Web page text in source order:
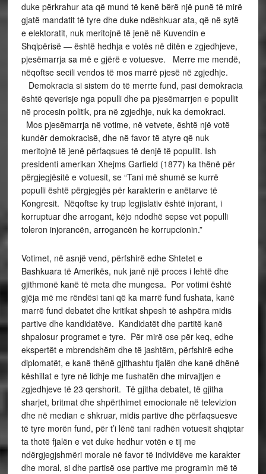
duke përkrahur ata që mund të kenë bërë një punë të mirë
gjatë mandatit të tyre dhe duke ndëshkuar ata, që në sytë
e elektoratit, nuk meritojnë të jenë në Kuvendin e
Shqipërisë — është hedhja e votës në ditën e zgjedhjeve,
pjesëmarrja sa më e gjërë e votuesve. Merre me mendë,
nëqoftse secili vendos të mos marrë pjesë në zgjedhje.
Demokracia si sistem do të merrte fund, pasi demokracia
është qeverisje nga populli dhe pa pjesëmarrjen e popullit
në procesin politik, pra në zgjedhje, nuk ka demokraci.
Mos pjesëmarrja në votime, në vetvete, është një votë
kundër demokracisë, dhe në favor të atyre që nuk
meritojnë të jenë përfaqsues të denjë të popullit. Ish
presidenti amerikan Xhejms Garfield (1877) ka thënë për
përgjegjësitë e votuesit, se “Tani më shumë se kurrë
populli është përgjegjës për karakterin e anëtarve të
Kongresit. Nëqoftse ky trup legjislativ është injorant, i
korruptuar dhe arrogant, këjo ndodhë sepse vet populli
toleron injorancën, arrogancën he korrupcionin.”
Votimet, në asnjë vend, përfshirë edhe Shtetet e
Bashkuara të Amerikës, nuk janë një proces i lehtë dhe
gjithmonë kanë të meta dhe mungesa. Por votimi është
gjëja më me rëndësi tani që ka marrë fund fushata, kanë
marrë fund debatet dhe kritikat shpesh të ashpëra midis
partive dhe kandidatëve. Kandidatët dhe partitë kanë
shpalosur programet e tyre. Për mirë ose për keq, edhe
ekspertët e mbrendshëm dhe të jashtëm, përfshirë edhe
diplomatët, e kanë thënë gjithashtu fjalën dhe kanë dhënë
këshillat e tyre në lidhje me fushatën dhe mirvajtjen e
zgjedhjeve të 23 qershorit. Të gjitha debatet, të gjitha
sharjet, britmat dhe shpërthimet emocionale në televizion
dhe në median e shkruar, midis partive dhe përfaqsuesve
të tyre morën fund, për t’i lënë tani radhën votuesit shqiptar
ta thotë fjalën e vet duke hedhur votën e tij me
ndërgjegjshmëri morale në favor të individëve me karakter
dhe moral, si dhe partisë ose partive me programin më të